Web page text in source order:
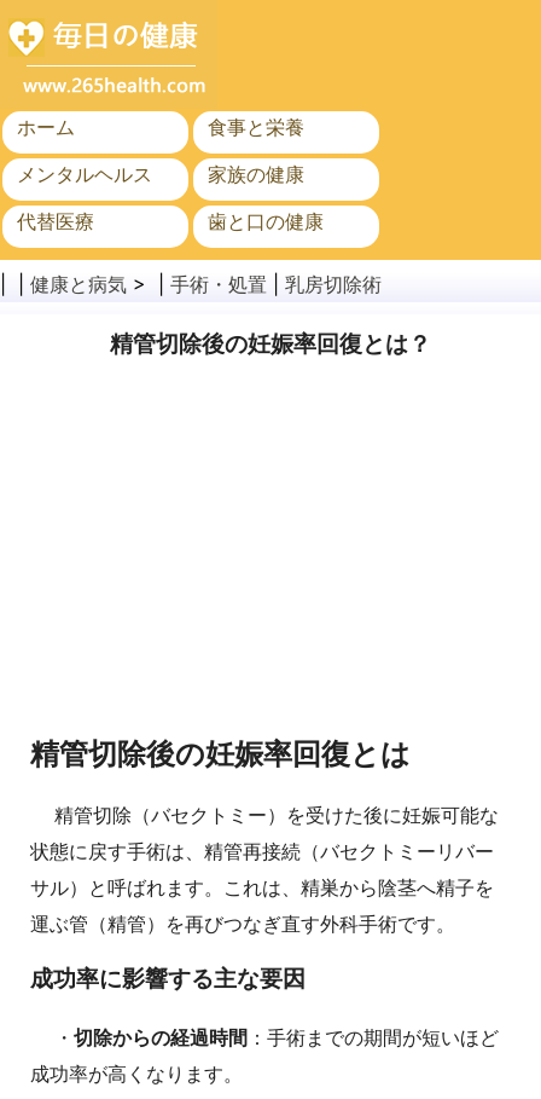
ホーム
食事と栄養
メンタルヘルス
家族の健康
代替医療
歯と口の健康
がん
公衆衛生
健康と病気 > | 手術・処置 乳房切除術
精管切除後の妊娠率回復とは？
精管切除後の妊娠率回復とは
精管切除（バセクトミー）を受けた後に妊娠可能な
状態に戻す手術は、精管再接続（バセクトミーリバー
サル）と呼ばれます。これは、精巣から陰茎へ精子を
運ぶ管（精管）を再びつなぎ直す外科手術です。
成功率に影響する主な要因
・ 切除からの経過時間 ：手術までの期間が短いほど
成功率が高くなります。